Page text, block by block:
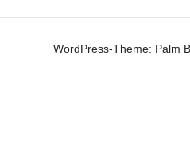
WordPress-Theme: Palm